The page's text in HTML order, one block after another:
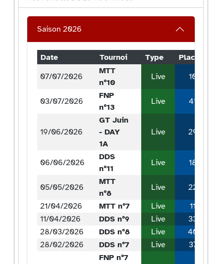
Saison 2026
Date Tournoi Type Place
07/07/2026
MTT
n°10
Live 10
03/07/2026
FNP
n°13
Live 41
19/06/2026
GT Juin
- DAY
1A
Live 29
06/06/2026
DDS
n°11
Live 18
05/05/2026
MTT
n°8
Live
22
21/04/2026
MTT n°7 Live
11
11/04/2026
DDS n°9 Live
33
28/03/2026
DDS n°8 Live
40
28/02/2026
DDS n°7 Live 37
FNP n°7